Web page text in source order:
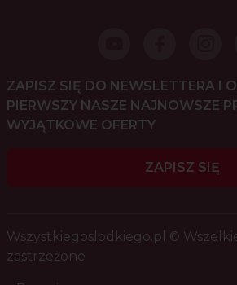
ZAPISZ SIĘ DO NEWSLETTERA I
PIERWSZY NASZE NAJNOWSZE
WYJĄTKOWE OFERTY
ZAPISZ SIĘ
Wszystkiegoslodkiego.pl ©
zastrzeżone